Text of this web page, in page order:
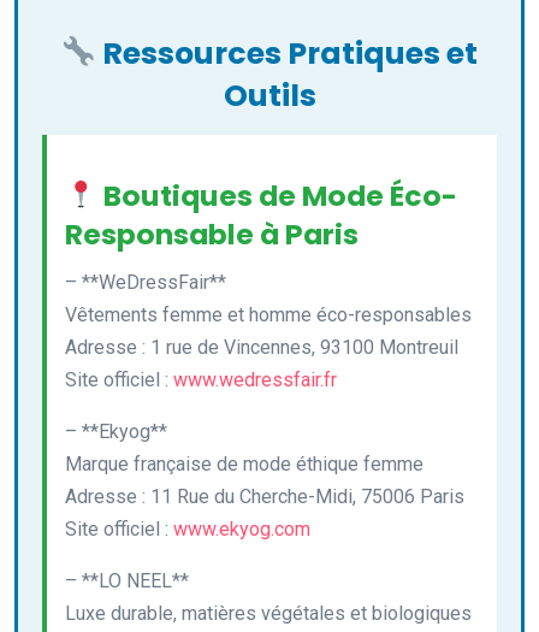
Ressources Pratiques et
Outils
Boutiques de Mode Éco-
Responsable à Paris
– **WeDressFair**
Vêtements femme et homme éco-responsables
Adresse : 1 rue de Vincennes, 93100 Montreuil
Site officiel : www.wedressfair.fr
– **Ekyog**
Marque française de mode éthique femme
Adresse : 11 Rue du Cherche-Midi, 75006 Paris
Site officiel : www.ekyog.com
– **LO NEEL**
Luxe durable, matières végétales et biologiques